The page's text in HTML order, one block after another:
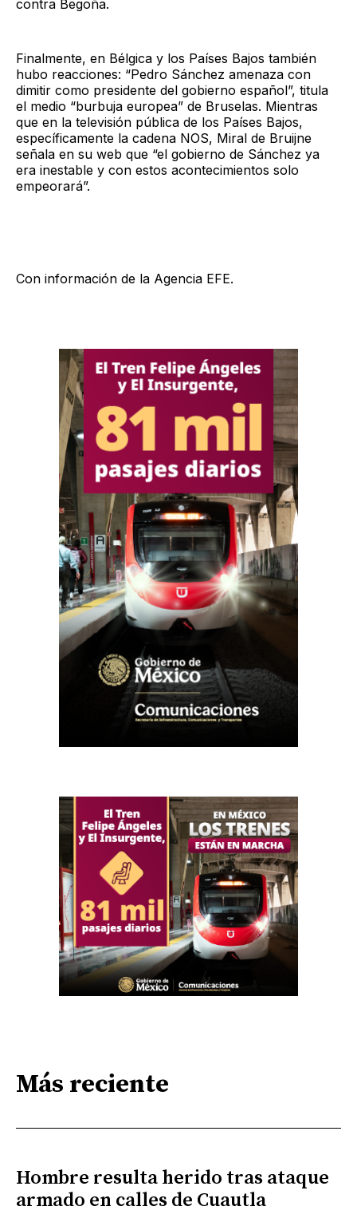
contra Begoña.
Finalmente, en Bélgica y los Países Bajos también
hubo reacciones: “Pedro Sánchez amenaza con
dimitir como presidente del gobierno español”, titula
el medio “burbuja europea” de Bruselas. Mientras
que en la televisión pública de los Países Bajos,
específicamente la cadena NOS, Miral de Bruijne
señala en su web que “el gobierno de Sánchez ya
era inestable y con estos acontecimientos solo
empeorará”.
Con información de la Agencia EFE.
Más reciente
Hombre resulta herido tras ataque
armado en calles de Cuautla